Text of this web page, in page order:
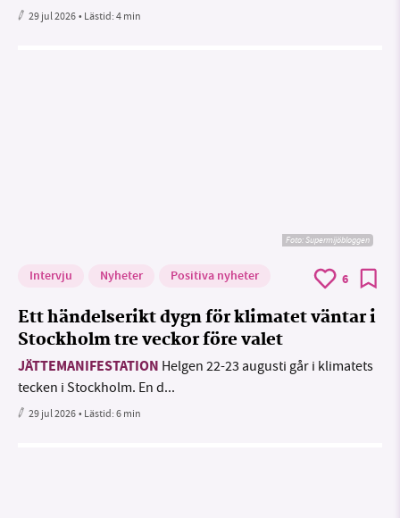
29 jul 2026• Lästid:4 min
Foto: Supermijöbloggen
Intervju Nyheter Positiva nyheter 6
Ett händelserikt dygn för klimatet väntar i
Stockholm tre veckor före valet
JÄTTEMANIFESTATION Helgen 22-23 augusti går i klimatets
tecken i Stockholm. En d...
29 jul 2026• Lästid:6 min